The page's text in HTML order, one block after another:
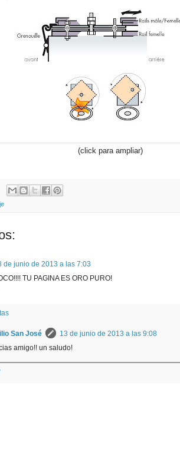
(click para ampliar)
de junio de 2013 a las 7:03
TU PAGINA ES ORO PURO!
San José
13 de junio de 2013 a las 9:08
amigo!! un saludo!